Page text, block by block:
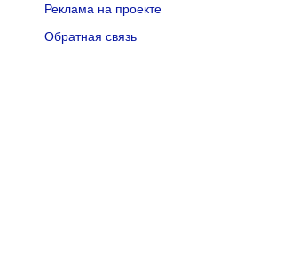
Реклама на проекте
Обратная связь